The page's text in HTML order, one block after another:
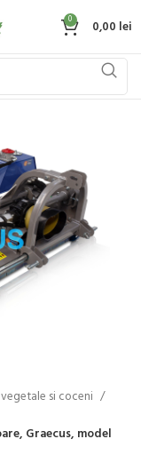
0 0,00 lei
si coceni
Graecus, model